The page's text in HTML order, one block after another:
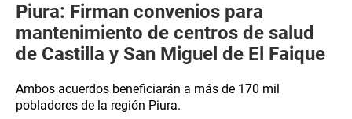
Piura: Firman convenios para
mantenimiento de centros de salud
de Castilla y San Miguel de El Faique
Ambos acuerdos beneficiarán a más de 170 mil
pobladores de la región Piura.